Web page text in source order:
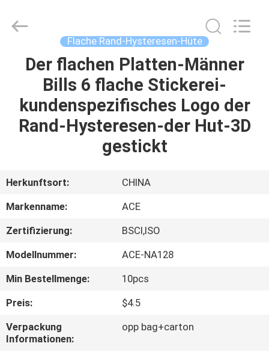
HAUS
PRODUKTE
FABRIK-
QUALITÄTSKONTROLLE
TRETEN
SIE
MIT
Ltd..
Flache Rand-Hysteresen-Hüte
Der flachen Platten-Männer
Bills 6 flache Stickerei-
kundenspezifisches Logo der
Rand-Hysteresen-der Hut-3D
gestickt
Herkunftsort:
CHINA
Markenname:
ACE
Zertifizierung:
BSCI,ISO
Modellnummer:
ACE-NA128
Min Bestellmenge:
10pcs
Preis:
$4.5
Verpackung
Informationen:
opp bag+carton